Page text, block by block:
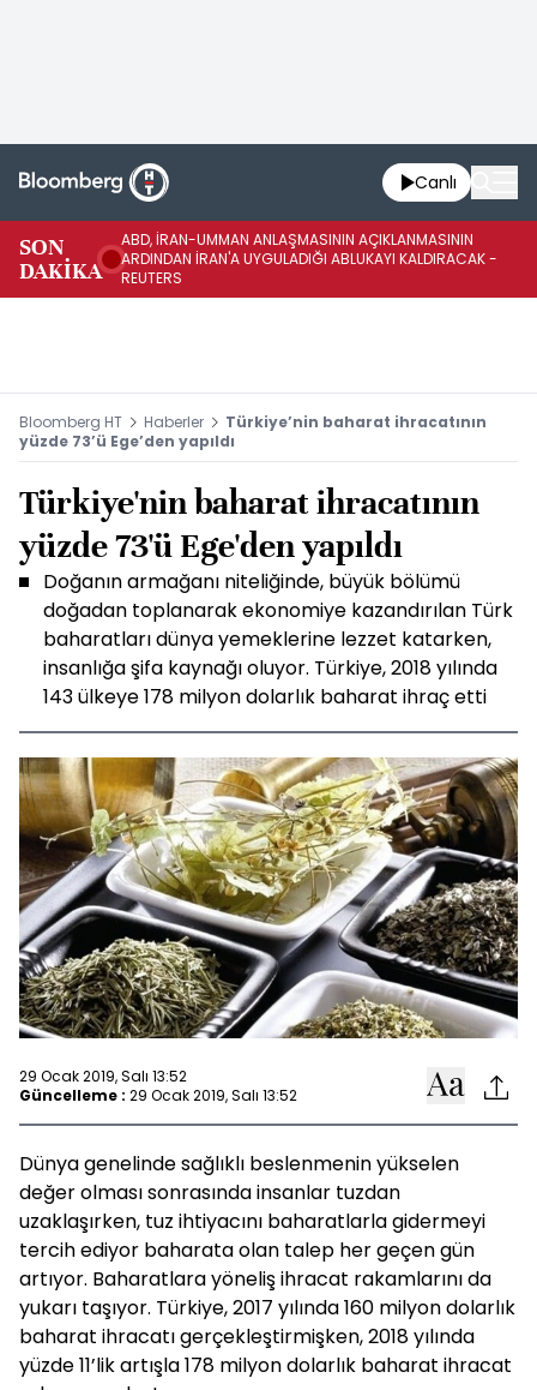
Canlı
SON
DAKİKA
ABD, İRAN-UMMAN ANLAŞMASININ AÇIKLANMASININ
ARDINDAN İRAN'A UYGULADIĞI ABLUKAYI KALDIRACAK -
REUTERS
Bloomberg HT Haberler
Türkiye’nin baharat ihracatının
yüzde 73’ü Ege’den yapıldı
Türkiye'nin baharat ihracatının
yüzde 73'ü Ege'den yapıldı
Doğanın armağanı niteliğinde, büyük bölümü
doğadan toplanarak ekonomiye kazandırılan Türk
baharatları dünya yemeklerine lezzet katarken,
insanlığa şifa kaynağı oluyor. Türkiye, 2018 yılında
143 ülkeye 178 milyon dolarlık baharat ihraç etti
29 Ocak 2019, Salı 13:52
Güncelleme : 29 Ocak 2019, Salı 13:52
Dünya genelinde sağlıklı beslenmenin yükselen
değer olması sonrasında insanlar tuzdan
uzaklaşırken, tuz ihtiyacını baharatlarla gidermeyi
tercih ediyor baharata olan talep her geçen gün
artıyor. Baharatlara yöneliş ihracat rakamlarını da
yukarı taşıyor. Türkiye, 2017 yılında 160 milyon dolarlık
baharat ihracatı gerçekleştirmişken, 2018 yılında
yüzde 11’lik artışla 178 milyon dolarlık baharat ihracat